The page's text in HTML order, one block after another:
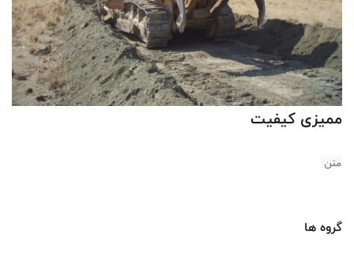
ممیزی کیفیت
متن
گروه ها